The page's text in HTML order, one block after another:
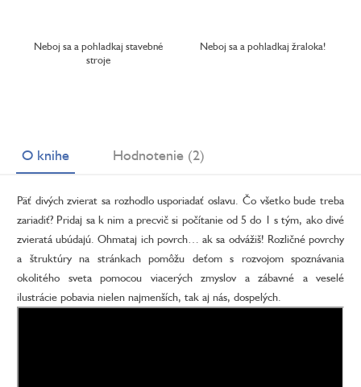
Neboj sa a pohladkaj stavebné
stroje
Neboj sa a pohladkaj žraloka!
O knihe Hodnotenie (2)
Päť divých zvierat sa rozhodlo usporiadať oslavu. Čo všetko bude treba
zariadiť? Pridaj sa k nim a precvič si počítanie od 5 do 1 s tým, ako divé
zvieratá ubúdajú. Ohmataj ich povrch… ak sa odvážiš! Rozličné povrchy
a štruktúry na stránkach pomôžu deťom s rozvojom spoznávania
okolitého sveta pomocou viacerých zmyslov a zábavné a veselé
ilustrácie pobavia nielen najmenších, tak aj nás, dospelých.